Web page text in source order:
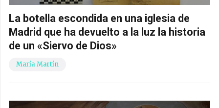
La botella escondida en una iglesia de
Madrid que ha devuelto a la luz la historia
de un «Siervo de Dios»
María Martín